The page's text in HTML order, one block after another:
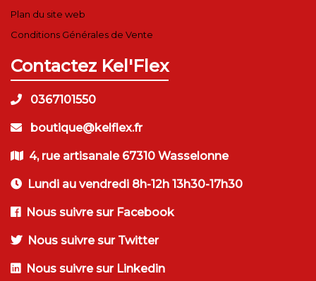
Plan du site web
Conditions Générales de Vente
Contactez Kel'Flex
0367101550
boutique@kelflex.fr
4, rue artisanale 67310 Wasselonne
Lundi au vendredi 8h-12h 13h30-17h30
Nous suivre sur Facebook
Nous suivre sur Twitter
Nous suivre sur Linkedin